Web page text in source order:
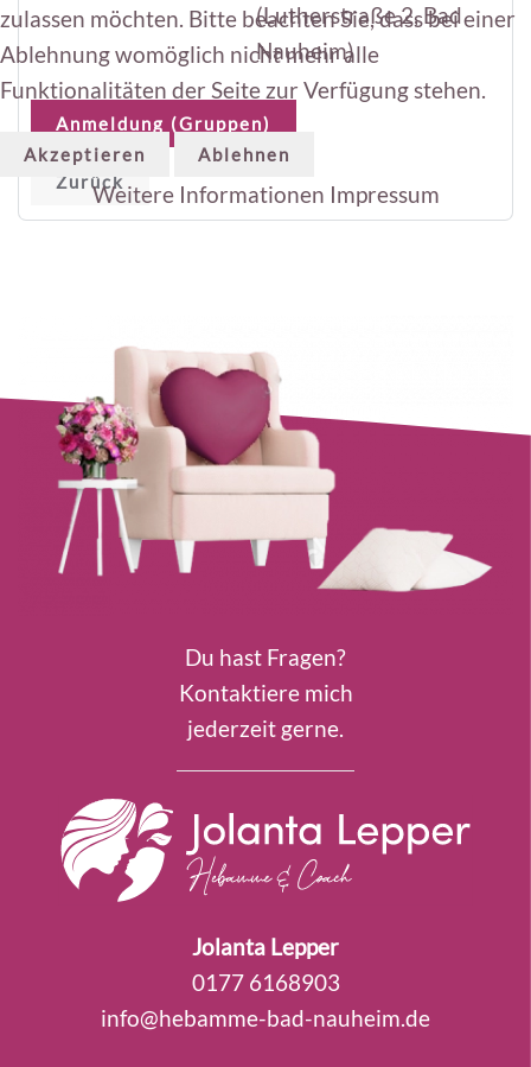
(Lutherstraße 2, Bad
Nauheim)
Anmeldung (Gruppen)
Zurück
Du hast Fragen?
Kontaktiere mich
jederzeit gerne.
Jolanta Lepper
0177 6168903
info@hebamme-bad-nauheim.de
zulassen möchten. Bitte beachten Sie, dass bei einer
Ablehnung womöglich nicht mehr alle
Funktionalitäten der Seite zur Verfügung stehen.
Akzeptieren Ablehnen
Weitere Informationen Impressum